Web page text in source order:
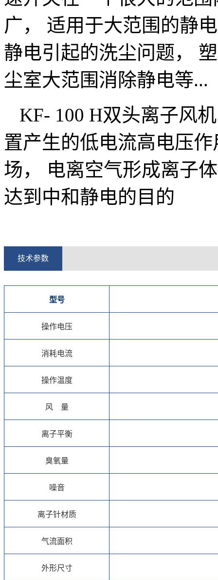
广， 适用于大范围的静
静电引起的洗尘问题，
尘室大范围消除静电等...
KF- 100 H双头离子风
置产生的低电流高电压
场， 电离空气形成离子
达到中和静电的目的
技术参数
型号
操作电压
消耗电流
操作温度
风 量
离子平衡
臭氧量
噪音
离子针材质
气流面积
外形尺寸